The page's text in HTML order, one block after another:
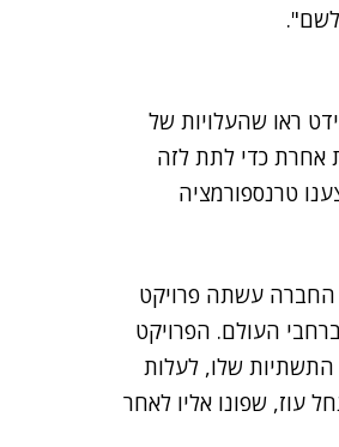
לשם".
ראו שהעלויות של
אחרת כדי לתת לזה
טרנספורמציה
עשתה פרויקט
וב-26 המפעלים שיש לה ברחבי העולם. הפרויקט
התשתיות שלו, לעלות
עוז, שפונו אליו לאחר